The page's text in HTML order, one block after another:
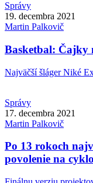
Správy
19. decembra 2021
Martin Palkovič
Basketbal: Čajky
Najväčší šláger Niké
Správy
17. decembra 2021
Martin Palkovič
Po 13 rokoch
povolenie na